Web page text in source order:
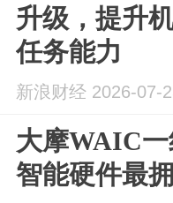
升级，提升
任务能力
新浪财经 2026-07-
大摩WAIC
智能硬件最